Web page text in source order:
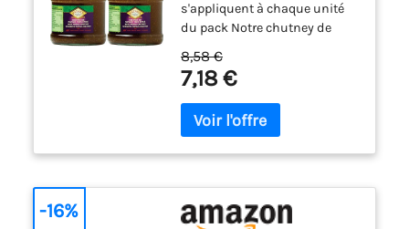
s'appliquent à chaque unité
du pack Notre chutney de
délicieux mélange de
mangues juteuses avec du
piment, du cumin et de la
coriandre. Parfait avec des
accompagnement de curry ou
Épicé. Produit de l'inde
8,58 €
7,18 €
-16%